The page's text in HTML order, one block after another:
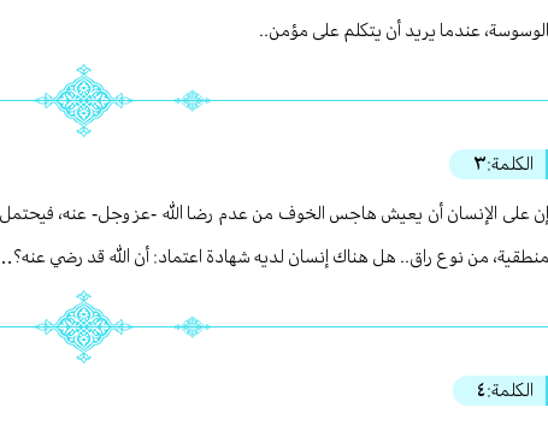
الوسوسة، عندما يريد أن يتكلم على مؤمن..
الكلمة:٣
إن على الإنسان أن يعيش هاجس الخوف من عدم رضا الله -عز وجل- عنه،
منطقية، من نوع راق.. هل هناك إنسان لديه شهادة اعتماد: أن الله قد رضي
الكلمة:٤